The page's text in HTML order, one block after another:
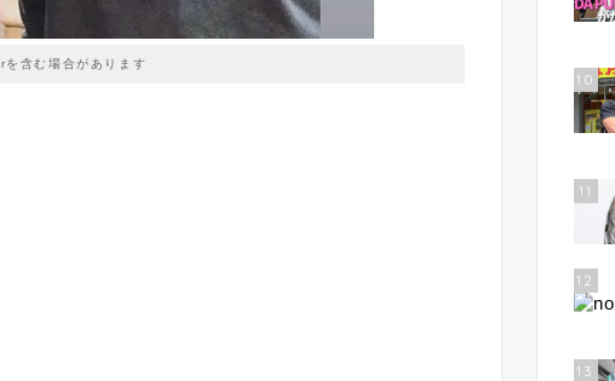
を含む場合があります
10
11
12
13